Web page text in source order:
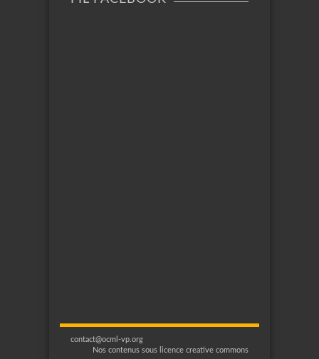
contact@ocml-vp.org
Nos contenus sous licence creative commons